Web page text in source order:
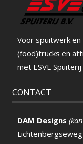
Voor spuitwerk
(food)trucks en
met ESVE
CONTACT
DAM Designs